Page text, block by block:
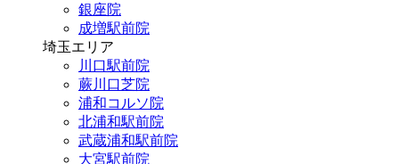
銀座院
成増駅前院
埼玉エリア
川口駅前院
蕨川口芝院
浦和コルソ院
北浦和駅前院
武蔵浦和駅前院
大宮駅前院